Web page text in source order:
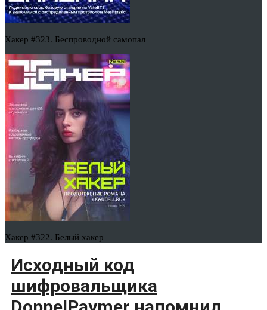
Хакер #323. Беспроводной самопал
Хакер #322. Белый хакер
Исходный код
шифровальщика